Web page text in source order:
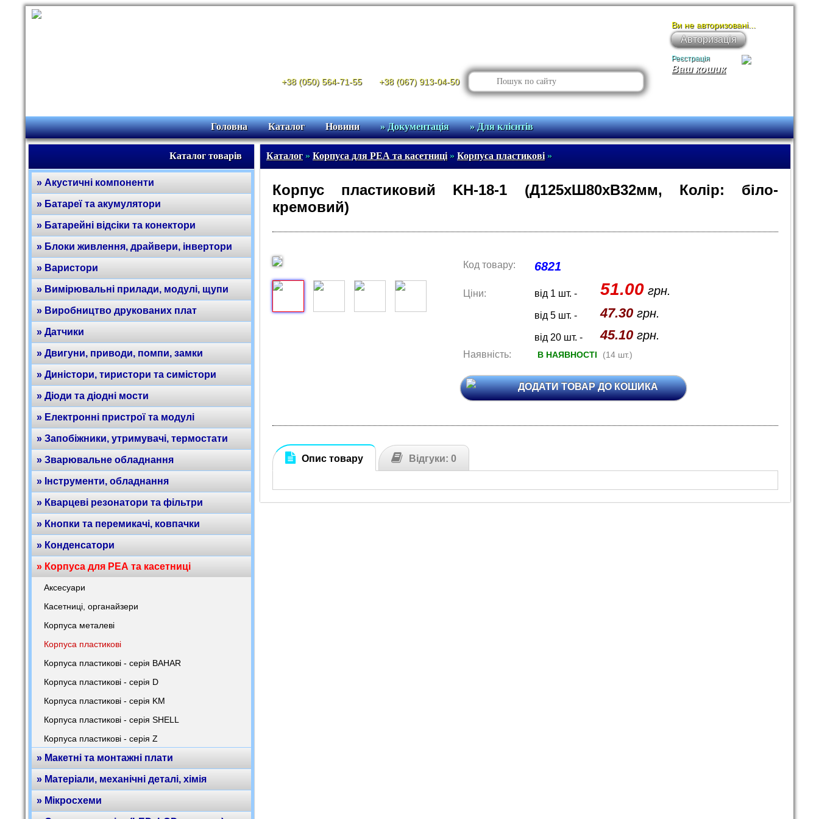
+38 (050) 564-71-55 +38 (067) 913-04-50
Ваш кошик
Ви не авторизовані...
Авторизація
Реєстрація
Головна Каталог Новини » Документація » Для клієнтів
Каталог товарів
» Акустичні компоненти
» Батареї та акумулятори
» Батарейні відсіки та конектори
» Блоки живлення, драйвери, інвертори
» Варистори
» Вимірювальні прилади, модулі, щупи
» Виробництво друкованих плат
» Датчики
» Двигуни, приводи, помпи, замки
» Диністори, тиристори та симістори
» Діоди та діодні мости
» Електронні пристрої та модулі
» Запобіжники, утримувачі, термостати
» Зварювальне обладнання
» Інструменти, обладнання
» Кварцеві резонатори та фільтри
» Кнопки та перемикачі, ковпачки
» Конденсатори
» Корпуса для РЕА та касетниці
Аксесуари
Касетниці, органайзери
Корпуса металеві
Корпуса пластикові
Корпуса пластикові - серія BAHAR
Корпуса пластикові - серія D
Корпуса пластикові - серія KM
Корпуса пластикові - серія SHELL
Корпуса пластикові - серія Z
» Макетні та монтажні плати
» Матеріали, механічні деталі, хімія
» Мікросхеми
Каталог» Корпуса для РЕА та касетниці» Корпуса пластикові»
Корпус пластиковий KH-18-1 (Д125хШ80хВ32мм, Колір: біло-
кремовий)
Код товару: 6821
Ціни: від 1 шт. - 51.00 грн.
від 5 шт. - 47.30 грн.
від 20 шт. - 45.10 грн.
Наявність: В НАЯВНОСТІ (14 шт.)
ДОДАТИ ТОВАР ДО КОШИКА
Опис товару Відгуки: 0